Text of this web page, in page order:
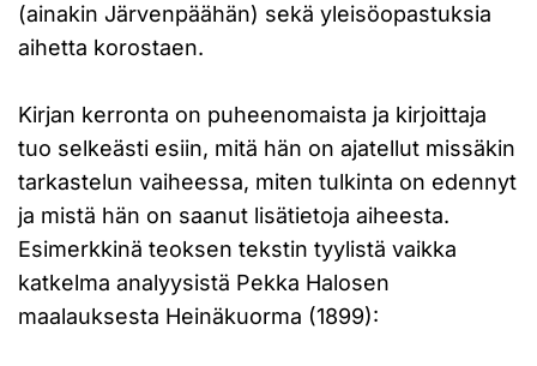
(ainakin Järvenpäähän) sekä yleisöopastuksia
aihetta korostaen.
Kirjan kerronta on puheenomaista ja kirjoittaja
tuo selkeästi esiin, mitä hän on ajatellut missäkin
tarkastelun vaiheessa, miten tulkinta on edennyt
ja mistä hän on saanut lisätietoja aiheesta.
Esimerkkinä teoksen tekstin tyylistä vaikka
katkelma analyysistä Pekka Halosen
maalauksesta Heinäkuorma (1899):